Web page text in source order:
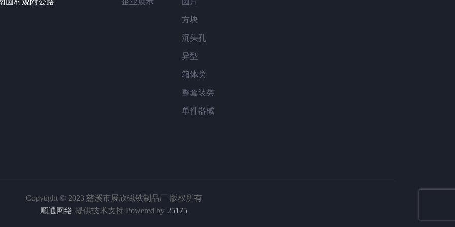
方块
沉头孔
异型
箱体类
整套装类
单件器械
Copytight © 2023 慈溪市展欣磁铁制品厂 版权所有
顺通网络 提供技术支持 Powered by 25175